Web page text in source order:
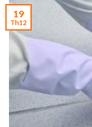
19
Th12